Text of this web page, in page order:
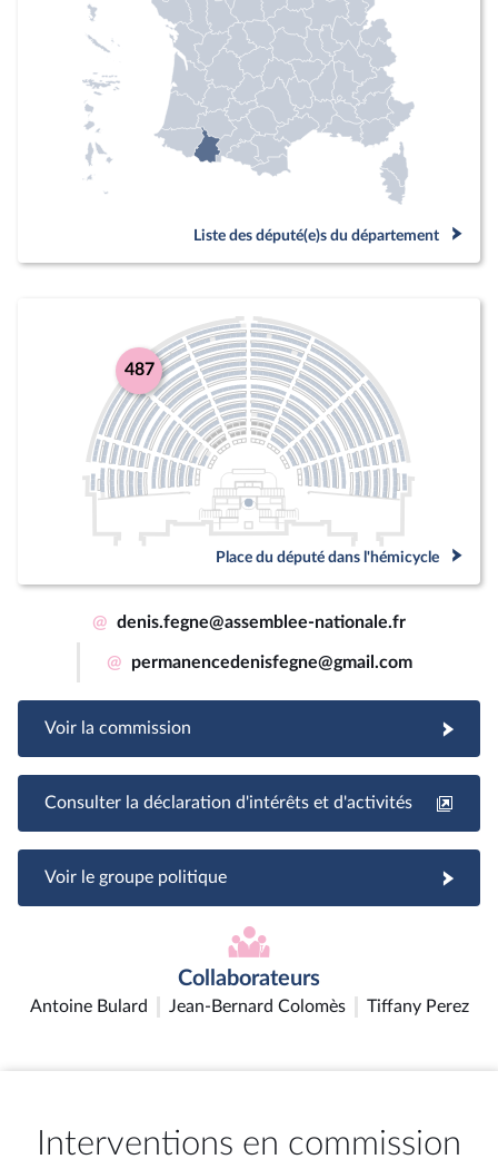
Liste des député(e)s du département
487
Place du député dans l'hémicycle
@ denis.fegne@assemblee-nationale.fr
@ permanencedenisfegne@gmail.com
Voir la commission
Consulter la déclaration d'intérêts et d'activités
Voir le groupe politique
Collaborateurs
Antoine Bulard Jean-Bernard Colomès Tiffany Perez
Interventions en commission